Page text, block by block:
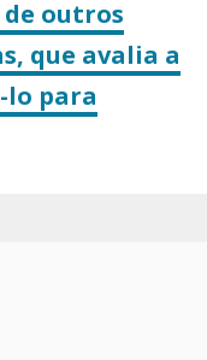
outros
que avalia a
lo para